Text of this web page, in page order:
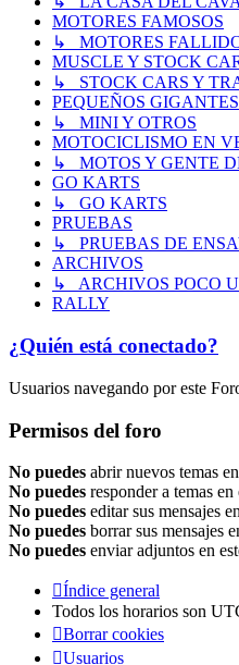
MOTORES FAMOSOS
↳ MOTORES
MUSCLE Y STOCK
↳ STOCK CARS Y
PEQUEÑOS GIGANTES
↳ MINI Y OTROS
MOTOCICLISMO EN
↳ MOTOS Y GENTE
GO KARTS
↳ GO KARTS
PRUEBAS
↳ PRUEBAS DE
ARCHIVOS
↳ ARCHIVOS POCO
RALLY
¿Quién está conectado?
Usuarios navegando por este
Permisos del foro
No puedes abrir nuevos temas
No puedes responder a temas en
No puedes editar sus mensajes
No puedes borrar sus mensajes
No puedes enviar adjuntos en
Índice general
Todos los horarios son
Borrar cookies
Usuarios